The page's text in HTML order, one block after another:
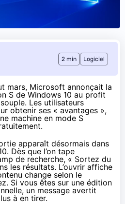
2 min Logiciel
mars, Microsoft annonçait la
S de Windows 10 au profit
Les utilisateurs
obtenir ses « avantages »,
machine en mode S
apparaît désormais dans
Dès que l’on tape
de recherche, « Sortez du
les résultats. L’ouvrir affiche
change selon le
Si vous êtes sur une édition
un message avertit
à en tirer.